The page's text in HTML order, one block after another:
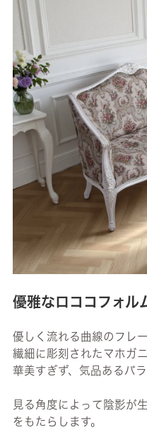
優雅なロココフォル
優しく流れる曲線のフレー
繊細に彫刻されたマホガニ
華美すぎず、気品あるバラ
見る角度によって陰影が
をもたらします。